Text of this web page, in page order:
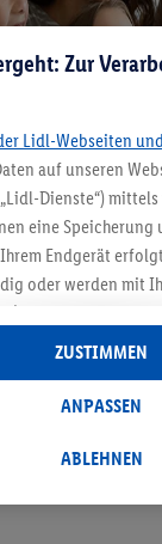
Versand
zum Newsletter
Zur
Lidl-Webseiten
auf unseren
Dienste“)
eine
Endgerät
oder werden mit
(u.a.
Zusammenhang mit
oder für
für ABLEHNEN
ANPASSEN
ZUSTIMMEN